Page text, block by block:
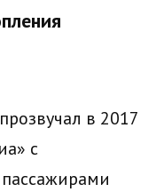
в 2017
с